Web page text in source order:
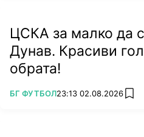
ЦСКА за малко да
Дунав. Красиви
обрата!
ПОВЕЧЕ ОТ
БГ ФУТБОЛ23:13 02.08.2026 add